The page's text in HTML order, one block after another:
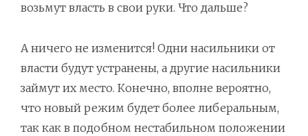
возьмут власть в свои руки. Что дальше?
А ничего не изменится! Одни насильники от
власти будут устранены, а другие насильники
займут их место. Конечно, вполне вероятно,
что новый режим будет более либеральным,
так как в подобном нестабильном положении